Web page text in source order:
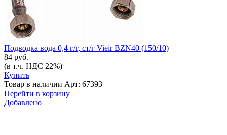
Подводка вода 0,4 г/г, ст/г Vieir BZN40 (150/10)
84 руб.
(в т.ч. НДС 22%)
Купить
Товар в наличии Арт: 67393
Перейти в корзину
Добавлено